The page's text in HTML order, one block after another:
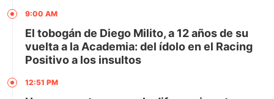
9:00 AM
El tobogán de Diego Milito, a 12 años de su
vuelta a la Academia: del ídolo en el Racing
Positivo a los insultos
12:51 PM